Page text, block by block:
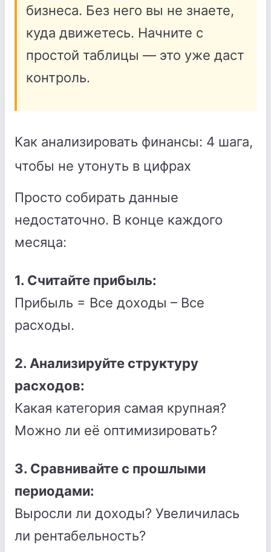
бизнеса. Без него вы не знаете,
куда движетесь. Начните с
простой таблицы — это уже даст
контроль.
Как анализировать финансы: 4 шага,
чтобы не утонуть в цифрах
Просто собирать данные
недостаточно. В конце каждого
месяца:
1. Считайте прибыль:
Прибыль = Все доходы – Все
расходы.
2. Анализируйте структуру
расходов:
Какая категория самая крупная?
Можно ли её оптимизировать?
3. Сравнивайте с прошлыми
периодами:
Выросли ли доходы? Увеличилась
ли рентабельность?